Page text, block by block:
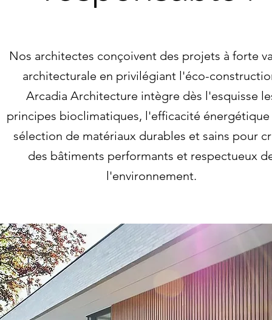
Nos architectes conçoivent des projets à forte
architecturale en privilégiant l'éco-
Arcadia Architecture intègre dès l'esquisse
principes bioclimatiques, l'efficacité énergétique
sélection de matériaux durables et sains pour
des bâtiments performants et respectueux
l'environnement.